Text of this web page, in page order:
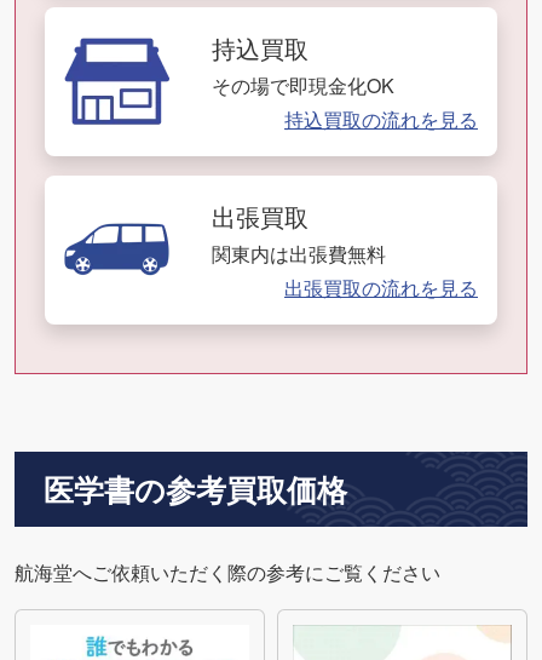
持込買取
その場で即現金化OK
持込買取の流れを見る
出張買取
関東内は出張費無料
出張買取の流れを見る
医学書の参考買取価格
航海堂へご依頼いただく際の参考にご覧ください